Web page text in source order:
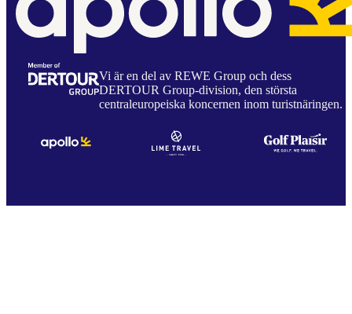
Vi är en del av REWE Group och dess
DERTOUR Group-division, den största
centraleuropeiska koncernen inom turistnäringen.